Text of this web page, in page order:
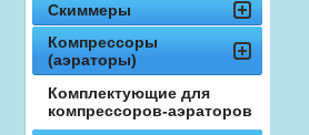
Скиммеры
Компрессоры
(аэраторы)
Комплектующие для
компрессоров-аэраторов